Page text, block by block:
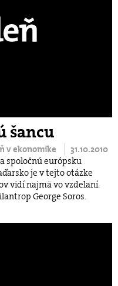
šancu
v ekonomike
31.10.2010
spoločnú európsku
je v tejto otázke
vidí najmä vo vzdelaní.
George Soros.